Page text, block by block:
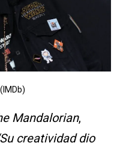
Mandalorian,
creatividad dio